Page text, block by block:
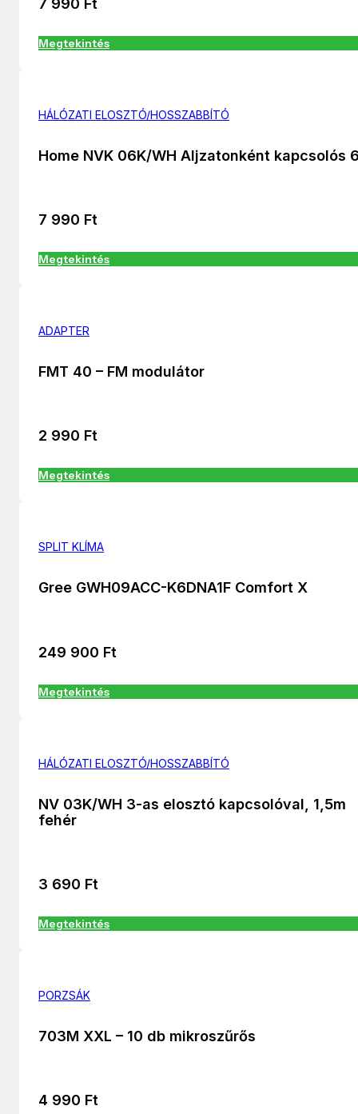
7 990 Ft
Megtekintés
HÁLÓZATI ELOSZTÓ/HOSSZABBÍTÓ
Home NVK 06K/WH Aljzatonként kapcsolós
7 990 Ft
Megtekintés
ADAPTER
FMT 40 – FM modulátor
2 990 Ft
Megtekintés
SPLIT KLÍMA
Gree GWH09ACC-K6DNA1F Comfort X
249 900 Ft
Megtekintés
HÁLÓZATI ELOSZTÓ/HOSSZABBÍTÓ
NV 03K/WH 3-as elosztó kapcsolóval, 1,5m
fehér
3 690 Ft
Megtekintés
PORZSÁK
703M XXL – 10 db mikroszűrős
4 990 Ft